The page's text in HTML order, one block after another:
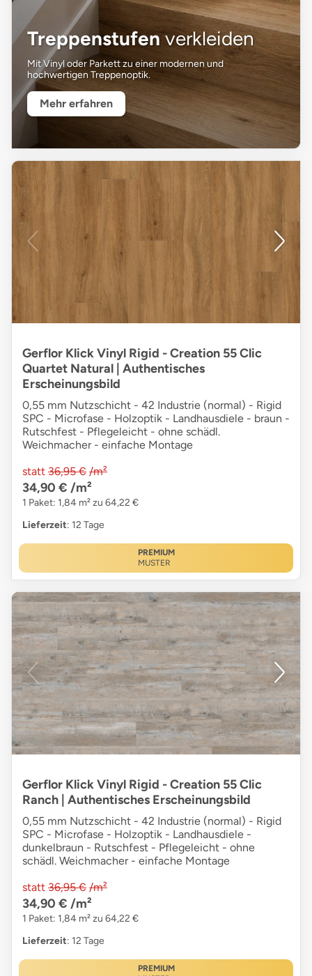
Treppenstufenverkleiden
Mit Vinyl oder Parkett zu einer modernen und
hochwertigen Treppenoptik.
Mehr erfahren
Gerflor Klick Vinyl Rigid - Creation 55 Clic
Quartet Natural | Authentisches
Erscheinungsbild
0,55 mm Nutzschicht - 42 Industrie (normal) - Rigid
SPC - Microfase - Holzoptik - Landhausdiele - braun -
Rutschfest - Pflegeleicht - ohne schädl.
Weichmacher - einfache Montage
statt 36,95 € /m²
34,90 € /m²
1 Paket: 1,84 m² zu 64,22 €
Lieferzeit: 12 Tage
PREMIUM
MUSTER
Gerflor Klick Vinyl Rigid - Creation 55 Clic
Ranch | Authentisches Erscheinungsbild
0,55 mm Nutzschicht - 42 Industrie (normal) - Rigid
SPC - Microfase - Holzoptik - Landhausdiele -
dunkelbraun - Rutschfest - Pflegeleicht - ohne
schädl. Weichmacher - einfache Montage
statt 36,95 € /m²
34,90 € /m²
1 Paket: 1,84 m² zu 64,22 €
Lieferzeit: 12 Tage
PREMIUM